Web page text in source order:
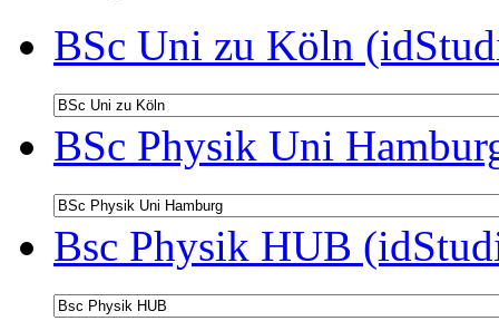
BSc Uni zu Köln
BSc Physik Uni
Bsc Physik HUB